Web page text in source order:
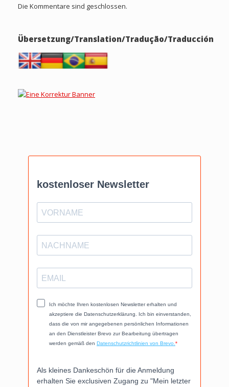
Die Kommentare sind geschlossen.
Übersetzung/Translation/Tradução/Traducción